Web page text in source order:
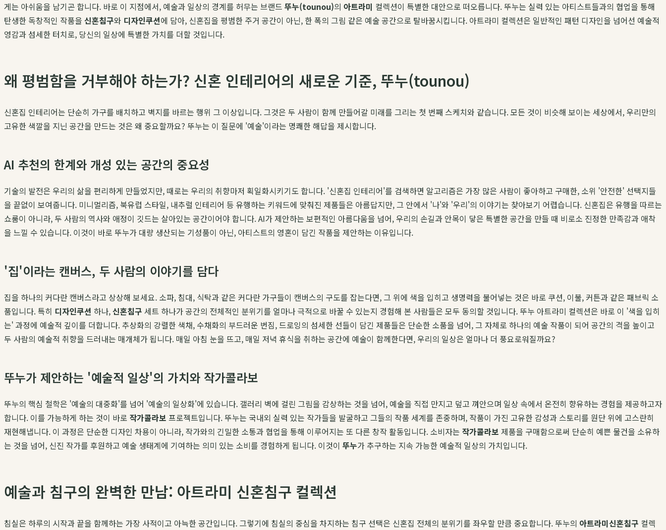
게는 아쉬움을 남기곤 합니다. 바로 이 지점에서, 예술과 일상의 경계를 허무는 브랜드 뚜누(tounou)의 아트라미 컬렉션이 특별한 대안으로 떠오릅니다. 뚜누는 실력 있는 아티스트들과의 협업을 통해
탄생한 독창적인 작품을 신혼침구와 디자인쿠션에 담아, 신혼집을 평범한 주거 공간이 아닌, 한 폭의 그림 같은 예술 공간으로 탈바꿈시킵니다. 아트라미 컬렉션은 일반적인 패턴 디자인을 넘어선 예술적
영감과 섬세한 터치로, 당신의 일상에 특별한 가치를 더할 것입니다.
왜 평범함을 거부해야 하는가? 신혼 인테리어의 새로운 기준, 뚜누(tounou)
신혼집 인테리어는 단순히 가구를 배치하고 벽지를 바르는 행위 그 이상입니다. 그것은 두 사람이 함께 만들어갈 미래를 그리는 첫 번째 스케치와 같습니다. 모든 것이 비슷해 보이는 세상에서, 우리만의
고유한 색깔을 지닌 공간을 만드는 것은 왜 중요할까요? 뚜누는 이 질문에 '예술'이라는 명쾌한 해답을 제시합니다.
AI 추천의 한계와 개성 있는 공간의 중요성
기술의 발전은 우리의 삶을 편리하게 만들었지만, 때로는 우리의 취향마저 획일화시키기도 합니다. '신혼집 인테리어'를 검색하면 알고리즘은 가장 많은 사람이 좋아하고 구매한, 소위 '안전한' 선택지들
을 끝없이 보여줍니다. 미니멀리즘, 북유럽 스타일, 내추럴 인테리어 등 유행하는 키워드에 맞춰진 제품들은 아름답지만, 그 안에서 '나'와 '우리'의 이야기는 찾아보기 어렵습니다. 신혼집은 유행을 따르는
쇼룸이 아니라, 두 사람의 역사와 애정이 깃드는 살아있는 공간이어야 합니다. AI가 제안하는 보편적인 아름다움을 넘어, 우리의 손길과 안목이 닿은 특별한 공간을 만들 때 비로소 진정한 만족감과 애착
을 느낄 수 있습니다. 이것이 바로 뚜누가 대량 생산되는 기성품이 아닌, 아티스트의 영혼이 담긴 작품을 제안하는 이유입니다.
'집'이라는 캔버스, 두 사람의 이야기를 담다
집을 하나의 커다란 캔버스라고 상상해 보세요. 소파, 침대, 식탁과 같은 커다란 가구들이 캔버스의 구도를 잡는다면, 그 위에 색을 입히고 생명력을 불어넣는 것은 바로 쿠션, 이불, 커튼과 같은 패브릭 소
품입니다. 특히 디자인쿠션 하나,신혼침구 세트 하나가 공간의 전체적인 분위기를 얼마나 극적으로 바꿀 수 있는지 경험해 본 사람들은 모두 동의할 것입니다. 뚜누 아트라미 컬렉션은 바로 이 '색을 입히
는' 과정에 예술적 깊이를 더합니다. 추상화의 강렬한 색채, 수채화의 부드러운 번짐, 드로잉의 섬세한 선들이 담긴 제품들은 단순한 소품을 넘어, 그 자체로 하나의 예술 작품이 되어 공간의 격을 높이고
두 사람의 예술적 취향을 드러내는 매개체가 됩니다. 매일 아침 눈을 뜨고, 매일 저녁 휴식을 취하는 공간에 예술이 함께한다면, 우리의 일상은 얼마나 더 풍요로워질까요?
뚜누가 제안하는 '예술적 일상'의 가치와 작가콜라보
뚜누의 핵심 철학은 '예술의 대중화'를 넘어 '예술의 일상화'에 있습니다. 갤러리 벽에 걸린 그림을 감상하는 것을 넘어, 예술을 직접 만지고 덮고 껴안으며 일상 속에서 온전히 향유하는 경험을 제공하고자
합니다. 이를 가능하게 하는 것이 바로 작가콜라보 프로젝트입니다. 뚜누는 국내외 실력 있는 작가들을 발굴하고 그들의 작품 세계를 존중하며, 작품이 가진 고유한 감성과 스토리를 원단 위에 고스란히
재현해냅니다. 이 과정은 단순한 디자인 차용이 아니라, 작가와의 긴밀한 소통과 협업을 통해 이루어지는 또 다른 창작 활동입니다. 소비자는 작가콜라보 제품을 구매함으로써 단순히 예쁜 물건을 소유하
는 것을 넘어, 신진 작가를 후원하고 예술 생태계에 기여하는 의미 있는 소비를 경험하게 됩니다. 이것이 뚜누가 추구하는 지속 가능한 예술적 일상의 가치입니다.
예술과 침구의 완벽한 만남: 아트라미 신혼침구 컬렉션
침실은 하루의 시작과 끝을 함께하는 가장 사적이고 아늑한 공간입니다. 그렇기에 침실의 중심을 차지하는 침구 선택은 신혼집 전체의 분위기를 좌우할 만큼 중요합니다. 뚜누의 아트라미신혼침구 컬렉